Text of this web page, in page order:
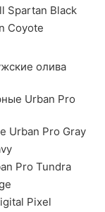
Spartan Black
Coyote
олива
Urban Pro
Urban Pro Gray
Pro Tundra
Pixel